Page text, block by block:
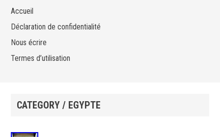
Accueil
Déclaration de confidentialité
Nous écrire
Termes d’utilisation
CATEGORY / EGYPTE